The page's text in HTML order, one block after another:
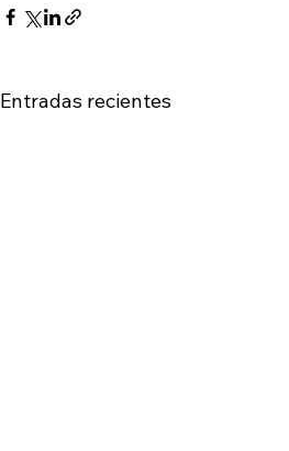
Entradas recientes